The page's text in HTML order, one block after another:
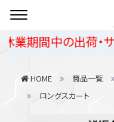
間中の出荷・サポ
HOME 商品一覧
ロングスカート